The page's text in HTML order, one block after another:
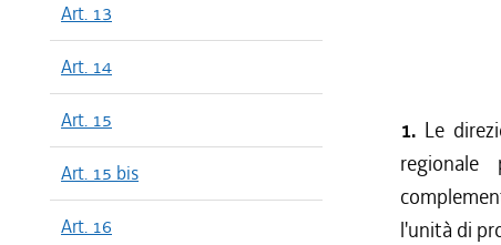
Art. 13
Art. 14
Art. 15
Art. 15 bis
Art. 16
1. Le
l'unità di